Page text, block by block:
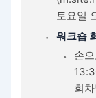
토요일
워크숍
손
회